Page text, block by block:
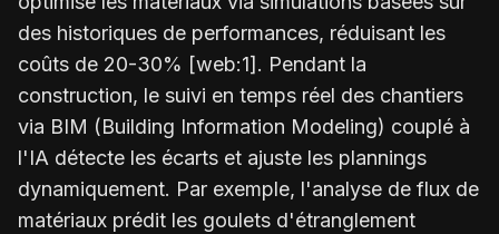
des historiques de performances, réduisant les
coûts de 20-30% [web:1]. Pendant la
construction, le suivi en temps réel des chantiers
via BIM (Building Information Modeling) couplé à
l'IA détecte les écarts et ajuste les plannings
dynamiquement. Par exemple, l'analyse de flux de
matériaux prédit les goulets d'étranglement